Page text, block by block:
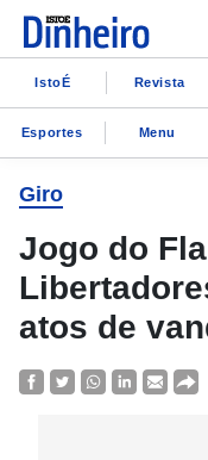
IstoÉ Revista
Esportes Menu
Giro
Jogo do
atos de